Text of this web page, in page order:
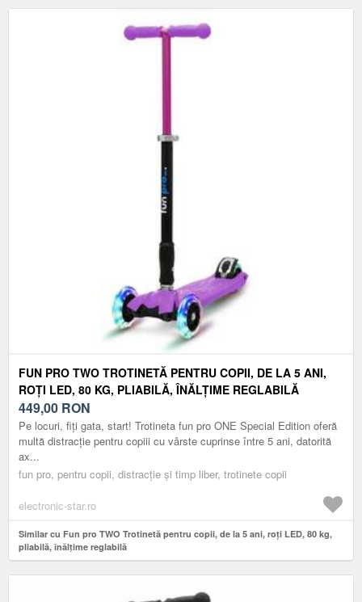
FUN PRO TWO TROTINETĂ PENTRU COPII, DE LA 5 ANI,
ROȚI LED, 80 KG, PLIABILĂ, ÎNĂLȚIME REGLABILĂ
449,00 RON
Pe locuri, fiți gata, start! Trotineta fun pro ONE Special Edition oferă
multă distracție pentru copiii cu vârste cuprinse între 5 ani, datorită
ax...
fun pro, pentru copii, distracție și timp liber, trotinete copii
electronic-star.ro
Similar cu Fun pro TWO Trotinetă pentru copii, de la 5 ani, roți LED, 80 kg,
pliabilă, înălțime reglabilă